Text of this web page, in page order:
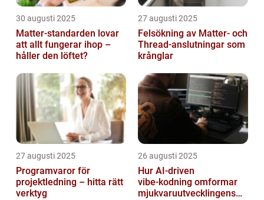
30 augusti 2025
Matter-standarden lovar
att allt fungerar ihop –
håller den löftet?
27 augusti 2025
Felsökning av Matter‑ och
Thread‑anslutningar som
krånglar
27 augusti 2025
Programvaror för
projektledning – hitta rätt
verktyg
26 augusti 2025
Hur AI‑driven
vibe‑kodning omformar
mjukvaruutvecklingens